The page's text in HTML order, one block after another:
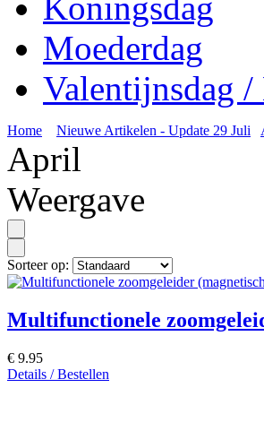
Moederdag
Valentijnsdag
Home Nieuwe Artikelen - Update 29 Juli
April
Weergave
Sorteer op:
Multifunctionele
€ 9.95
Details / Bestellen